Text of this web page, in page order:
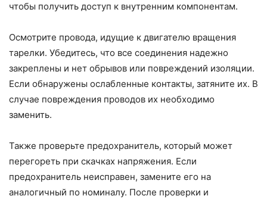
чтобы получить доступ к внутренним компонентам.
Осмотрите провода, идущие к двигателю вращения
тарелки. Убедитесь, что все соединения надежно
закреплены и нет обрывов или повреждений изоляции.
Если обнаружены ослабленные контакты, затяните их. В
случае повреждения проводов их необходимо
заменить.
Также проверьте предохранитель, который может
перегореть при скачках напряжения. Если
предохранитель неисправен, замените его на
аналогичный по номиналу. После проверки и